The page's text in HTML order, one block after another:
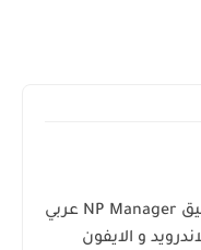
تحميل تطبيق NP Manager عربي
و الايفون